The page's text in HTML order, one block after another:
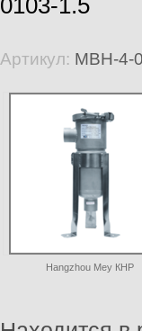
0103-1.5
Артикул: MBH-4-
Hangzhou Mey КНР